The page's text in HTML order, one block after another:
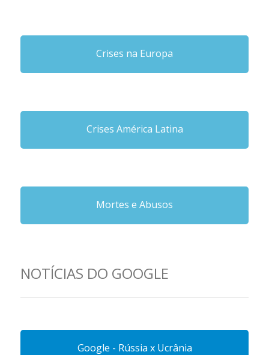
Crises na Europa
Crises América Latina
Mortes e Abusos
NOTÍCIAS DO GOOGLE
Google - Rússia x Ucrânia